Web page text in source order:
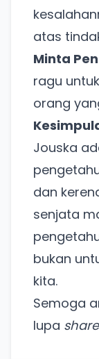
atas
Minta
ragu
orang
Jouska
dan
senjata
bukan
kita.
Semoga
lupa share
Punya
Tanpa daftar